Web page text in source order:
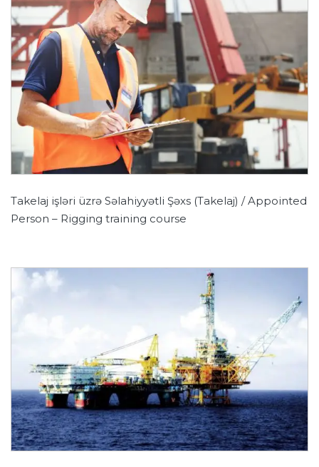
Takelaj işləri üzrə Səlahiyyətli Şəxs (Takelaj) / Appointed
Person – Rigging training course